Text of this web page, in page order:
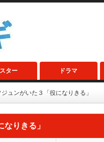
スター ドラマ
ュンがいた３「役になりきる」
りきる」